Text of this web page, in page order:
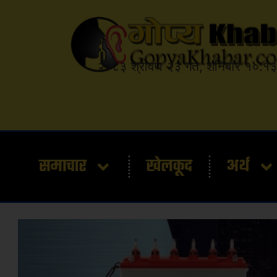
२०८३ श्रावण २३ गते, शनिबार १०:१३
समाचार खेलकूद अर्थ